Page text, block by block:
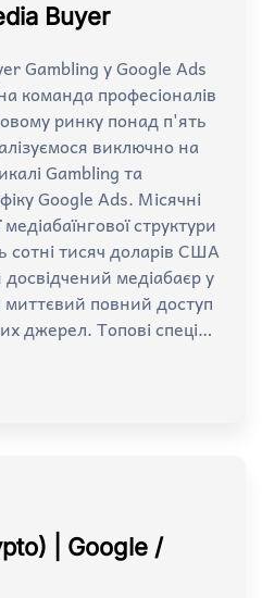
Buyer
Gambling у Google Ads
команда професіоналів
ринку понад п'ять
виключно на
Gambling та
Google Ads. Місячні
структури
сотні тисяч доларів США
медіабаєр у
повний доступ
джерел. Топові спеці…
| Google /